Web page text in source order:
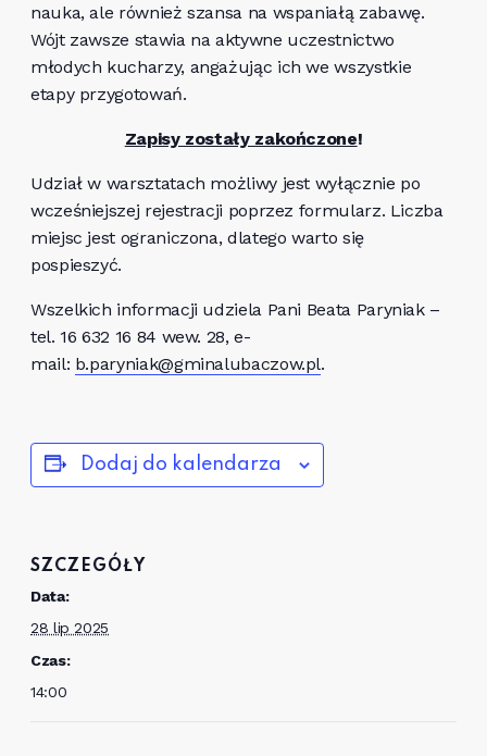
nauka, ale również szansa na wspaniałą zabawę.
Wójt zawsze stawia na aktywne uczestnictwo
młodych kucharzy, angażując ich we wszystkie
etapy przygotowań.
Zapisy zostały zakończone!
Udział w warsztatach możliwy jest wyłącznie po
wcześniejszej rejestracji poprzez formularz. Liczba
miejsc jest ograniczona, dlatego warto się
pospieszyć.
Wszelkich informacji udziela Pani Beata Paryniak –
tel. 16 632 16 84 wew. 28, e-
mail: b.paryniak@gminalubaczow.pl.
Dodaj do kalendarza
SZCZEGÓŁY
Data:
28 lip 2025
Czas:
14:00